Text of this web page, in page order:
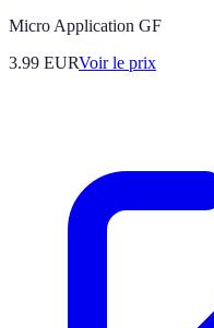
Micro Application GF
3.99 EURVoir le prix